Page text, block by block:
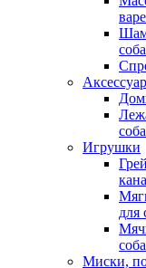
Игрушки
для
Миски,